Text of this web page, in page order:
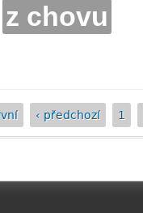
z chovu
‹ předchozí 1